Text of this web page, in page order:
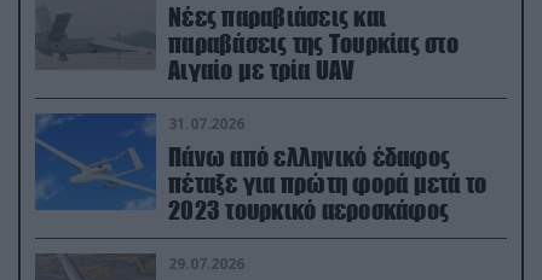
Νέες παραβιάσεις και
παραβάσεις της Τουρκίας στο
Αιγαίο με τρία UAV
31.07.2026
Πάνω από ελληνικό έδαφος
πέταξε για πρώτη φορά μετά το
2023 τουρκικό αεροσκάφος
29.07.2026